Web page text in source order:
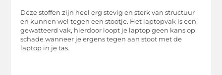
Deze stoffen zijn heel erg stevig en sterk van structuur
en kunnen wel tegen een stootje. Het laptopvak is een
gewatteerd vak, hierdoor loopt je laptop geen kans op
schade wanneer je ergens tegen aan stoot met de
laptop in je tas.